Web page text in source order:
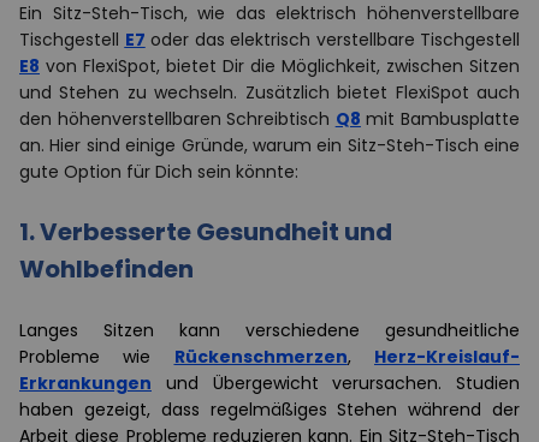
Ein Sitz-Steh-Tisch, wie das elektrisch höhenverstellbare
Tischgestell E7 oder das elektrisch verstellbare Tischgestell
E8 von FlexiSpot, bietet Dir die Möglichkeit, zwischen Sitzen
und Stehen zu wechseln. Zusätzlich bietet FlexiSpot auch
den höhenverstellbaren Schreibtisch Q8 mit Bambusplatte
an. Hier sind einige Gründe, warum ein Sitz-Steh-Tisch eine
gute Option für Dich sein könnte:
1.Verbesserte Gesundheit und
Wohlbefinden
Langes Sitzen kann verschiedene gesundheitliche
Probleme wie Rückenschmerzen, Herz-Kreislauf-
Erkrankungen und Übergewicht verursachen. Studien
haben gezeigt, dass regelmäßiges Stehen während der
Arbeit diese Probleme reduzieren kann. Ein Sitz-Steh-Tisch